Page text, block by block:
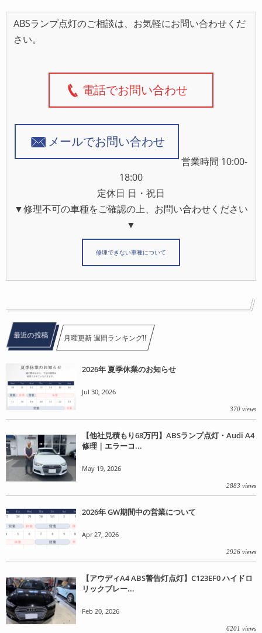
ABSランプ点灯のご相談は、お気軽にお問い合わせくだ
さい。
電話でお問い合わせ
メールでお問い合わせ
営業時間 10:00-
18:00
定休日 日・祝日
▼修理不可の車種をご確認の上、お問い合わせください
▼
修理できない車種について
最近の投稿 月曜更新 週間ランキング!!
2026年 夏季休業のお知らせ
Jul 30, 2026
370 views
【他社見積もり68万円】ABSランプ点灯・Audi A4
修理｜エラーコ...
May 19, 2026
2883 views
2026年 GW期間中の営業について
Apr 27, 2026
2926 views
【アウディA4 ABS警告灯点灯】C123EF0 ハイドロ
リックブレー...
Feb 20, 2026
6201 views